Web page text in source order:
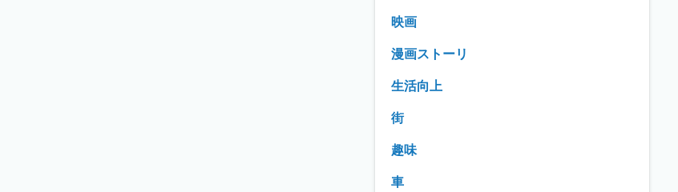
映画
漫画ストーリ
生活向上
街
趣味
車